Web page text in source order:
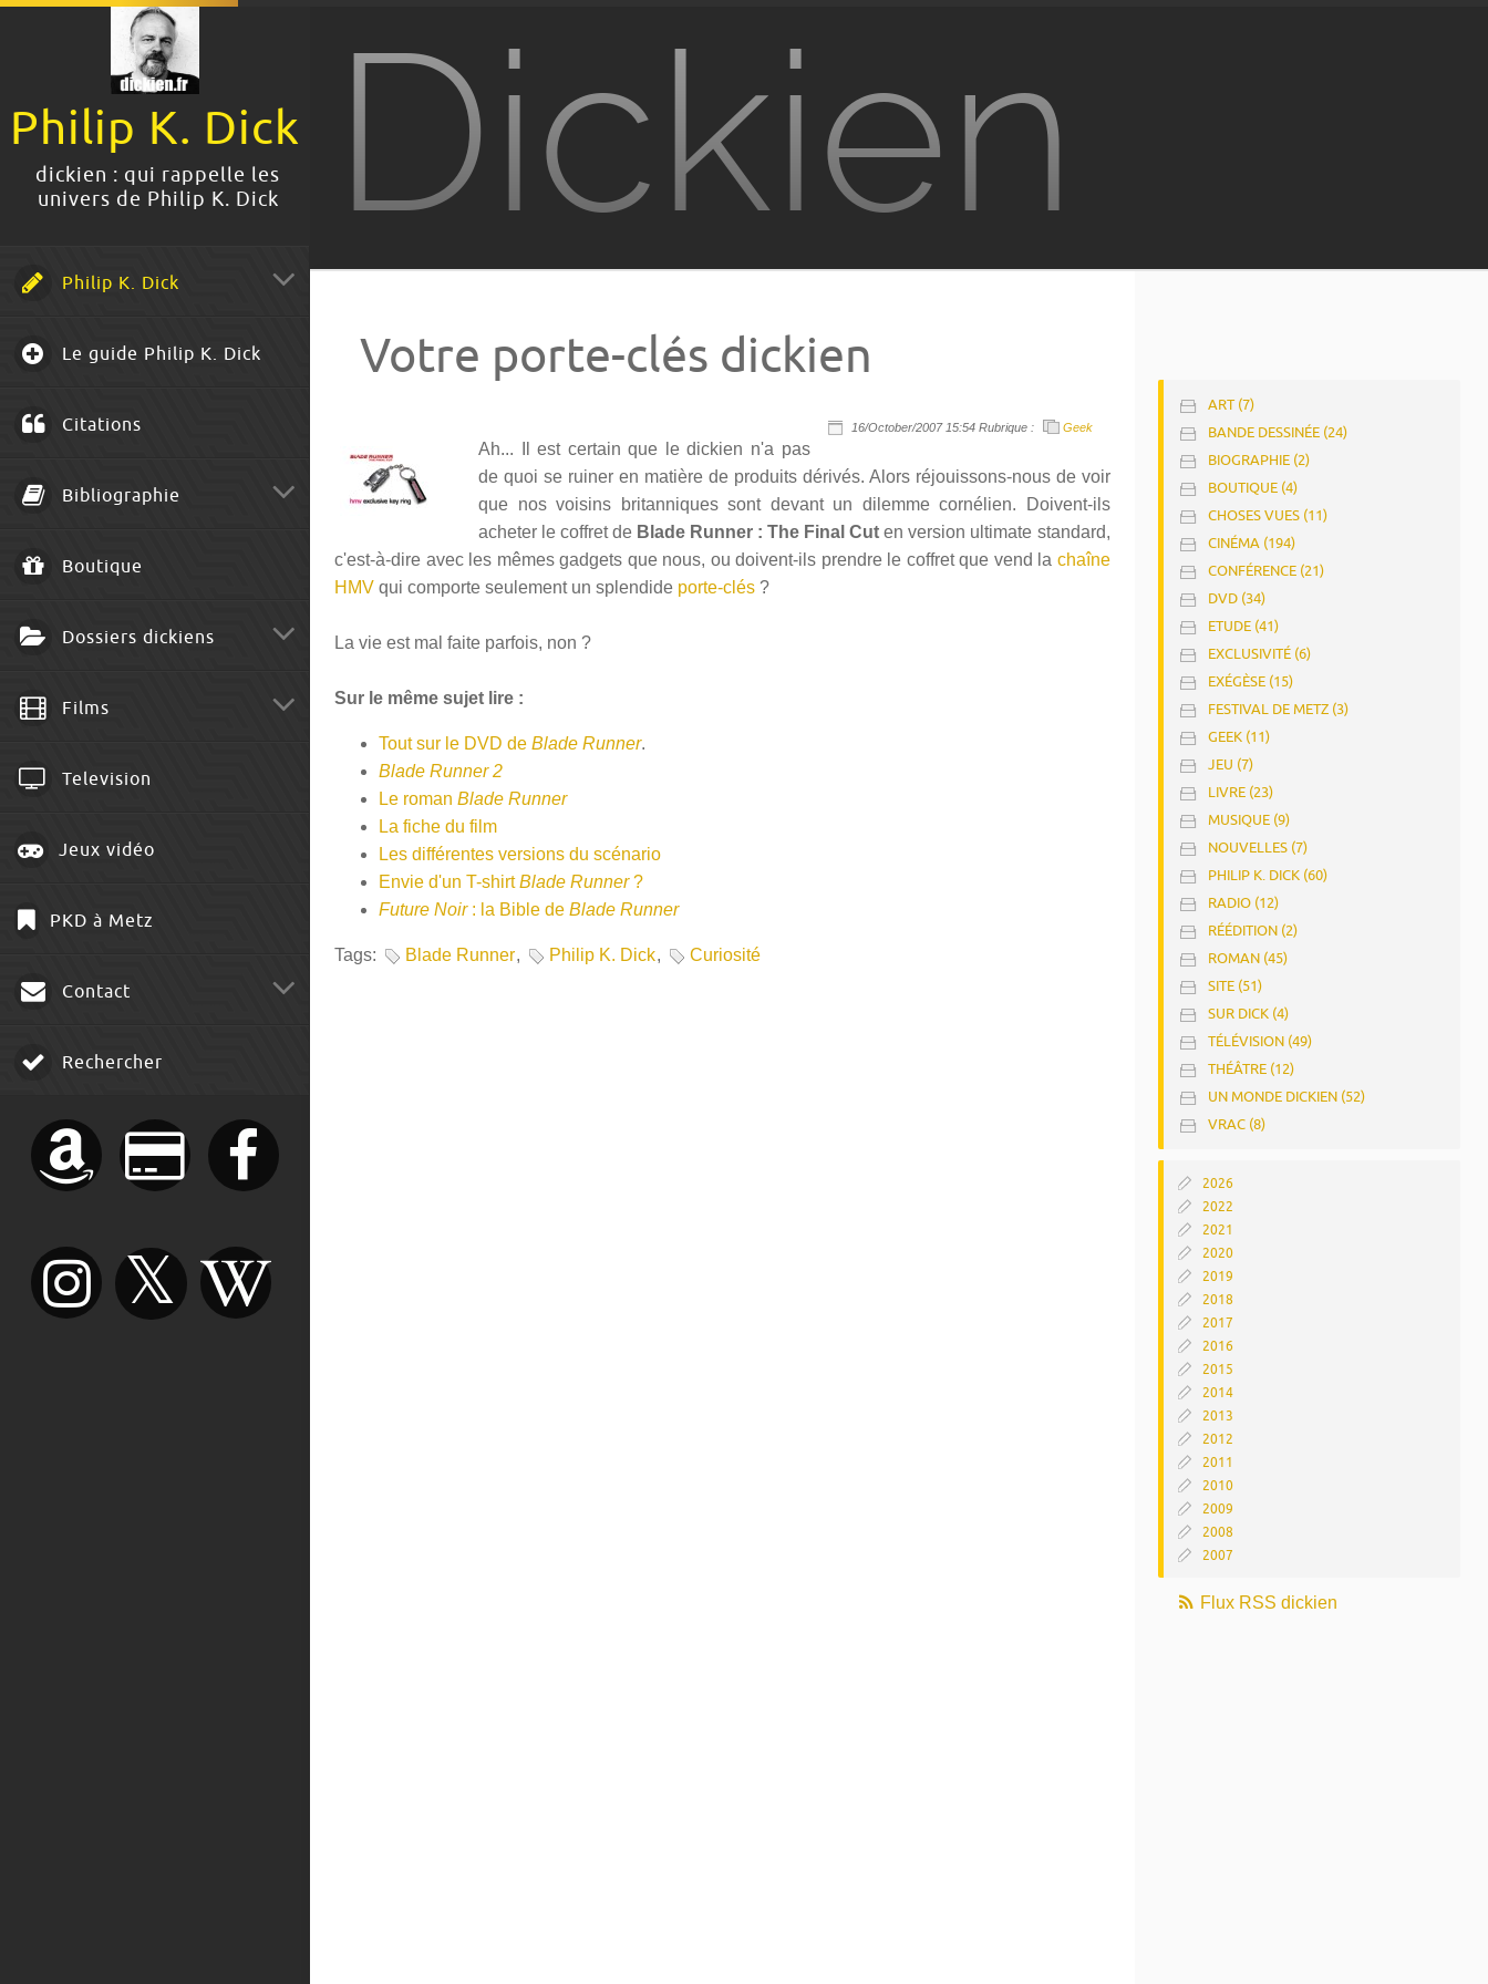
Philip K. Dick
dickien : qui rappelle les
univers de Philip K. Dick
Philip K. Dick
Le guide Philip K. Dick
Citations
Bibliographie
Boutique
Dossiers dickiens
Films
Television
Jeux vidéo
PKD à Metz
Contact
Rechercher
Dickien
Votre porte-clés dickien
16/October/2007 15:54 Rubrique : Geek
Ah... Il est certain que le dickien n'a pas
de quoi se ruiner en matière de produits dérivés. Alors réjouissons-nous de voir
que nos voisins britanniques sont devant un dilemme cornélien. Doivent-ils
acheter le coffret de Blade Runner : The Final Cut en version ultimate standard,
c'est-à-dire avec les mêmes gadgets que nous, ou doivent-ils prendre le coffret que vend la chaîne
HMV qui comporte seulement un splendide porte-clés ?
La vie est mal faite parfois, non ?
Sur le même sujet lire :
Tout sur le DVD deBlade Runner.
Blade Runner 2
Le romanBlade Runner
La fiche du film
Les différentes versions du scénario
Envie d'un T-shirtBlade Runner?
Future Noir: la Bible deBlade Runner
Tags: Blade Runner, Philip K. Dick, Curiosité
ART (7)
BANDE DESSINÉE (24)
BIOGRAPHIE (2)
BOUTIQUE (4)
CHOSES VUES (11)
CINÉMA (194)
CONFÉRENCE (21)
DVD (34)
ETUDE (41)
EXCLUSIVITÉ (6)
EXÉGÈSE (15)
FESTIVAL DE METZ (3)
GEEK (11)
JEU (7)
LIVRE (23)
MUSIQUE (9)
NOUVELLES (7)
PHILIP K. DICK (60)
RADIO (12)
RÉÉDITION (2)
ROMAN (45)
SITE (51)
SUR DICK (4)
TÉLÉVISION (49)
THÉÂTRE (12)
UN MONDE DICKIEN (52)
VRAC (8)
2026
2022
2021
2020
2019
2018
2017
2016
2015
2014
2013
2012
2011
2010
2009
2008
2007
Flux RSS dickien